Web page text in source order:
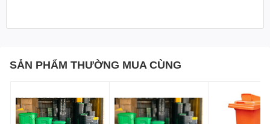
SẢN PHẨM THƯỜNG MUA CÙNG